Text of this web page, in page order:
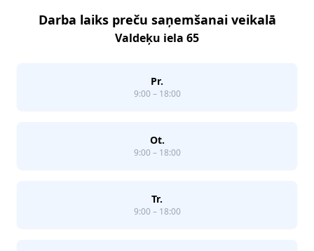
Darba laiks preču saņemšanai veikalā
Valdeķu iela 65
Pr.
9:00 – 18:00
Ot.
9:00 – 18:00
Tr.
9:00 – 18:00